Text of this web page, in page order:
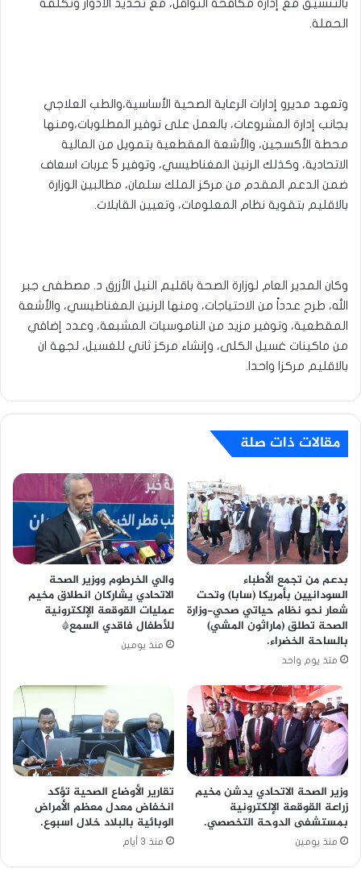
بالتنسيق مع إدارة مكافحة النواقل، مع تحديد الأدوار وتكلفة
الحملة.
وتعهد مديرو إدارات الرعاية الصحية الأساسية،والطب العلاجي
بجانب إدارة المشروعات، بالعمل على توفير المطلوبات،ومنها
محطة الأكسجين، والأشعة المقطعية بتمويل من المالية
الاتحادية، وكذلك الرنين المغناطيسي، وتوفير 5 عربات اسعاف
ضمن الدعم المقدم من مركز الملك سلمان، مطالبين الوزارة
بالاقليم بتقوية نظام المعلومات، وتعيين القابلات.
وكان المدير العام لوزارة الصحة باقليم النيل الأزرق د. مصطفى جبر
الله، طرح عدداً من الاحتياجات، ومنها الرنين المغناطيسي، والأشعة
المقطعية، وتوفير مزيد من الناموسيات المشبعة، وعدد إضافي
من ماكينات غسيل الكلى، وإنشاء مركز ثاني للغسيل، لجهة ان
بالاقليم مركزا واحدا.
مقالات ذات صلة
بدعم من تجمع الأطباء
السودانيين بأمريكا (سابا) وتحت
شعار نحو نظام حياتي صحي-وزارة
الصحة تطلق (ماراثون المشي)
بالساحة الخضراء.
منذ يوم واحد
والي الخرطوم ووزير الصحة
الاتحادي يشاركان انطلاق مخيم
عمليات القوقعة الإلكترونية
للأطفال فاقدي السمع*
منذ يومين
وزير الصحة الاتحادي يدشن مخيم
زراعة القوقعة الإلكترونية
بمستشفى الدوحة التخصصي.
منذ يومين
تقارير الأوضاع الصحية تؤكد
انخفاض معدل معظم الأمراض
الوبائية بالبلاد خلال اسبوع.
منذ 3 أيام